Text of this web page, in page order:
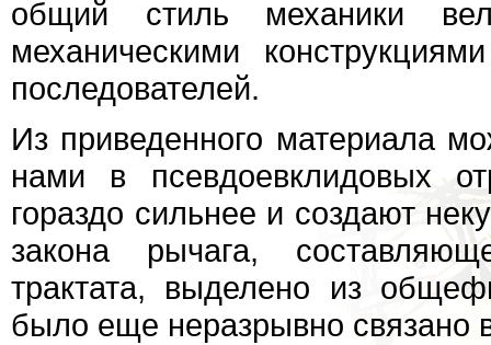
общий стиль механики
механическими
последователей.
Из приведенного материала
нами в псевдоевклидовых
гораздо сильнее и создают
закона рычага,
трактата, выделено из
было еще неразрывно связано